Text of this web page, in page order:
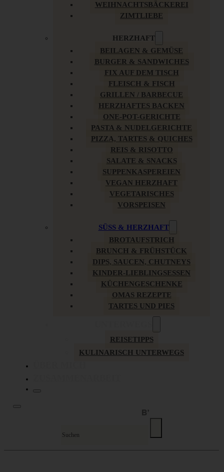
WEIHNACHTSBÄCKEREI
ZIMTLIEBE
HERZHAFT
BEILAGEN & GEMÜSE
BURGER & SANDWICHES
FIX AUF DEM TISCH
FLEISCH & FISCH
GRILLEN / BARBECUE
HERZHAFTES BACKEN
ONE-POT-GERICHTE
PASTA & NUDELGERICHTE
PIZZA, TARTES & QUICHES
REIS & RISOTTO
SALATE & SNACKS
SUPPENKASPEREIEN
VEGAN HERZHAFT
VEGETARISCHES
VORSPEISEN
SÜSS & HERZHAFT
BROTAUFSTRICH
BRUNCH & FRÜHSTÜCK
DIPS, SAUCEN, CHUTNEYS
KINDER-LIEBLINGSESSEN
KÜCHENGESCHENKE
OMAS REZEPTE
TARTES UND PIES
REISETIPPS
KULINARISCH UNTERWEGS